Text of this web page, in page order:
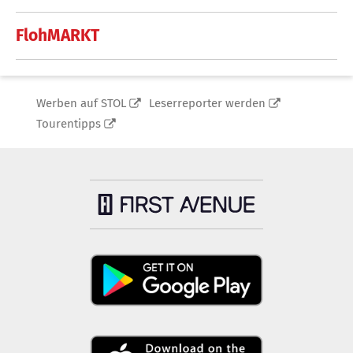
FlohMARKT
Werben auf STOL
Leserreporter werden
Tourentipps